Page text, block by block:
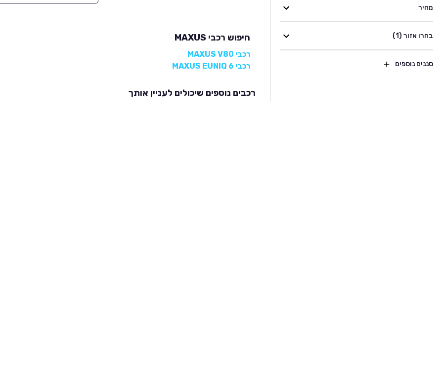
מחיר
בחרו אזור (1)
סננים נוספים
חיפוש רכבי MAXUS
רכבי MAXUS V80
רכבי MAXUS EUNIQ 6
רכבים נוספים שיכולים לעניין אותך